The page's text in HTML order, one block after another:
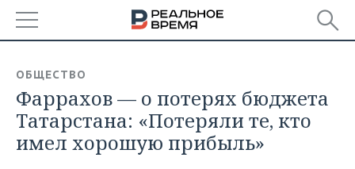
БАШКОРТОСТАН
ТАТАРСТАН
НОВОСТИ
АНАЛИТИКА
ОБЩЕСТВО
Фаррахов — о потерях бюджета
Татарстана: «Потеряли те, кто
имел хорошую прибыль»